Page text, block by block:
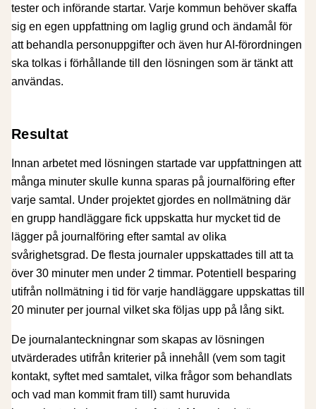
tester och införande startar. Varje kommun behöver skaffa
sig en egen uppfattning om laglig grund och ändamål för
att behandla personuppgifter och även hur AI-förordningen
ska tolkas i förhållande till den lösningen som är tänkt att
användas.
Resultat
Innan arbetet med lösningen startade var uppfattningen att
många minuter skulle kunna sparas på journalföring efter
varje samtal. Under projektet gjordes en nollmätning där
en grupp handläggare fick uppskatta hur mycket tid de
lägger på journalföring efter samtal av olika
svårighetsgrad. De flesta journaler uppskattades till att ta
över 30 minuter men under 2 timmar. Potentiell besparing
utifrån nollmätning i tid för varje handläggare uppskattas till
20 minuter per journal vilket ska följas upp på lång sikt.
De journalanteckningnar som skapas av lösningen
utvärderades utifrån kriterier på innehåll (vem som tagit
kontakt, syftet med samtalet, vilka frågor som behandlats
och vad man kommit fram till) samt huruvida